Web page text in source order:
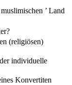
’ Land
(religiösen)
individuelle
Konvertiten